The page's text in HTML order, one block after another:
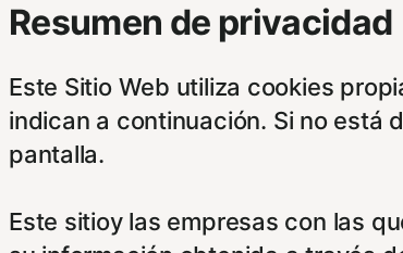
Resumen de privacidad
Este Sitio Web utiliza cookies
indican a continuación. Si no está
pantalla.
Este sitioy las empresas con las